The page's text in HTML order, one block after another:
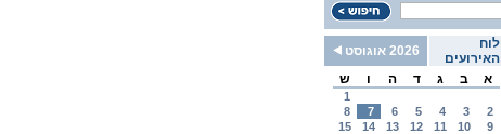
לוח
האירועים
2026 אוגוסט
א
ב ג ד ה ו ש
1
2
3
4
5
6
7
8
9
10
11
12
13
14
15